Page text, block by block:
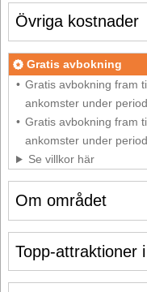
Om området
Övriga kostnader
Gratis avbokning
Gratis avbokning fram
ankomster under
Gratis avbokning fram
ankomster under
Se villkor här
Topp-attraktioner